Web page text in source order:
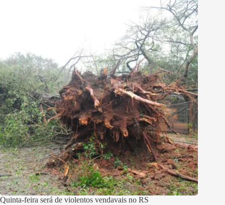
Quinta-feira será de violentos vendavais no RS